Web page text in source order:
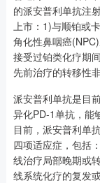
的派安普利单抗注
上市：1)与顺铂或
角化性鼻咽癌
接受过铂类化疗期
先前治疗的转移性
派安普利单抗是目
异化PD-1单抗，能
目前，派安普利单
四项适应症，包括
线治疗局部晚期或
线系统化疗的复发